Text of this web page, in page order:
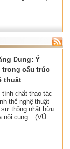
Dung: Ý
trong cấu trúc
thuật
tính chất thao tác
thể nghệ thuật
thống nhất hữu
nội dung... (VŨ